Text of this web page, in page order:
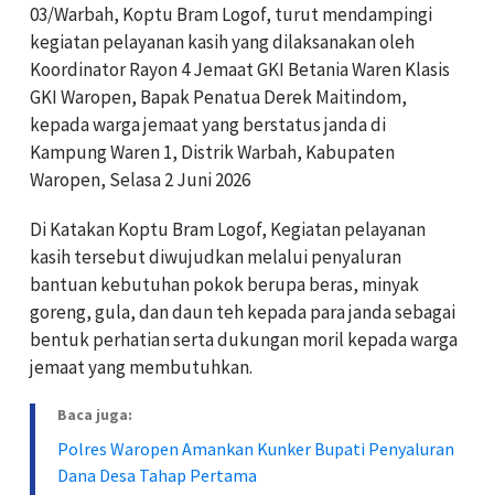
03/Warbah, Koptu Bram Logof, turut mendampingi
kegiatan pelayanan kasih yang dilaksanakan oleh
Koordinator Rayon 4 Jemaat GKI Betania Waren Klasis
GKI Waropen, Bapak Penatua Derek Maitindom,
kepada warga jemaat yang berstatus janda di
Kampung Waren 1, Distrik Warbah, Kabupaten
Waropen, Selasa 2 Juni 2026
Di Katakan Koptu Bram Logof, Kegiatan pelayanan
kasih tersebut diwujudkan melalui penyaluran
bantuan kebutuhan pokok berupa beras, minyak
goreng, gula, dan daun teh kepada para janda sebagai
bentuk perhatian serta dukungan moril kepada warga
jemaat yang membutuhkan.
Baca juga:
Polres Waropen Amankan Kunker Bupati Penyaluran
Dana Desa Tahap Pertama